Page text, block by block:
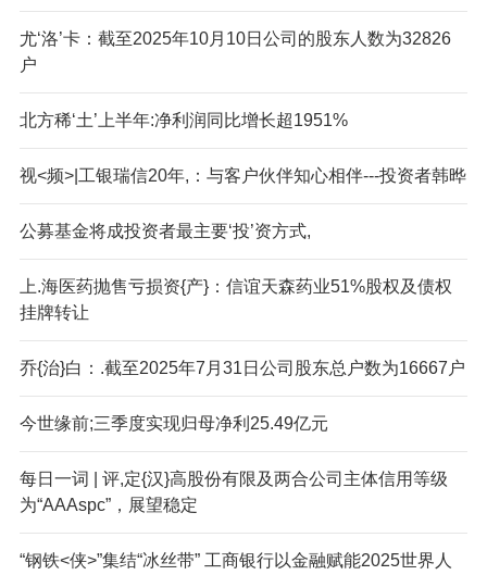
尤‘洛’卡：截至2025年10月10日公司的股东人数为32826
户
北方稀‘土’上半年:净利润同比增长超1951%
视<频>|工银瑞信20年,：与客户伙伴知心相伴---投资者韩晔
公募基金将成投资者最主要‘投’资方式,
上.海医药抛售亏损资{产}：信谊天森药业51%股权及债权
挂牌转让
乔{治}白：.截至2025年7月31日公司股东总户数为16667户
今世缘前;三季度实现归母净利25.49亿元
每日一词 | 评,定{汉}高股份有限及两合公司主体信用等级
为“AAAspc”，展望稳定
“钢铁<侠>”集结“冰丝带” 工商银行以金融赋能2025世界人